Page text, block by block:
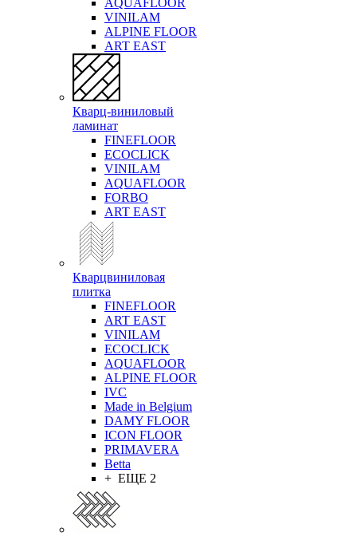
AQUAFLOOR
VINILAM
ALPINE FLOOR
ART EAST
Кварц-виниловый
ламинат
FINEFLOOR
ECOCLICK
VINILAM
AQUAFLOOR
FORBO
ART EAST
Кварцвиниловая
плитка
FINEFLOOR
ART EAST
VINILAM
ECOCLICK
AQUAFLOOR
ALPINE FLOOR
IVC
Made in Belgium
DAMY FLOOR
ICON FLOOR
PRIMAVERA
Betta
+ ЕЩЕ 2